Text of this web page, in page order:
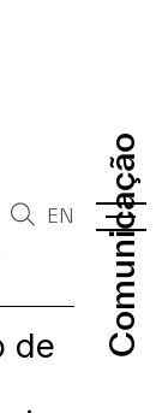
Comunicação
Comunicação
EN
de